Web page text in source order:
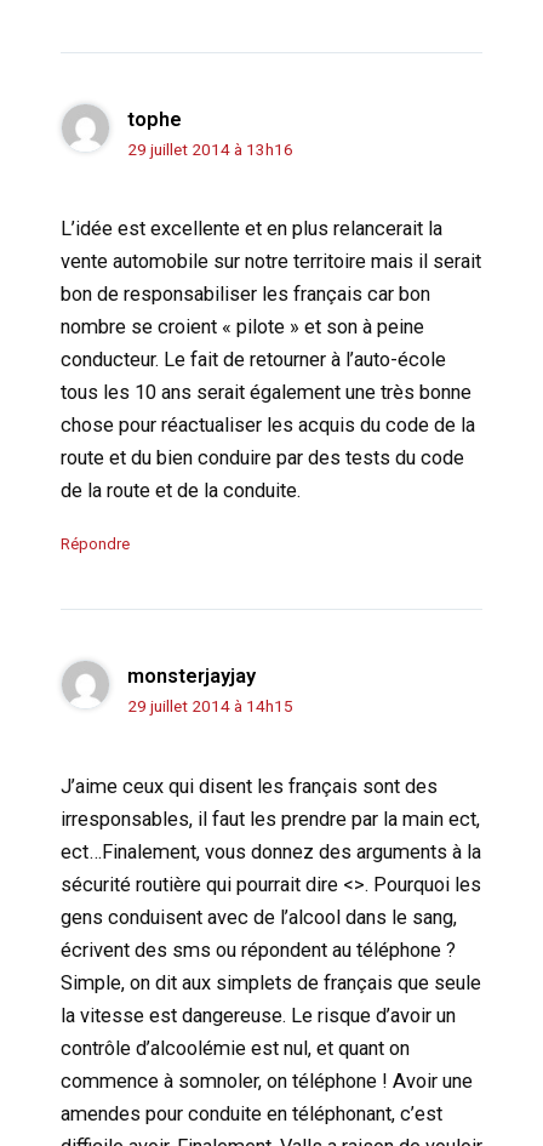
tophe
29 juillet 2014 à 13h16
L’idée est excellente et en plus relancerait la
vente automobile sur notre territoire mais il serait
bon de responsabiliser les français car bon
nombre se croient « pilote » et son à peine
conducteur. Le fait de retourner à l’auto-école
tous les 10 ans serait également une très bonne
chose pour réactualiser les acquis du code de la
route et du bien conduire par des tests du code
de la route et de la conduite.
Répondre
monsterjayjay
29 juillet 2014 à 14h15
J’aime ceux qui disent les français sont des
irresponsables, il faut les prendre par la main ect,
ect…Finalement, vous donnez des arguments à la
sécurité routière qui pourrait dire <>. Pourquoi les
gens conduisent avec de l’alcool dans le sang,
écrivent des sms ou répondent au téléphone ?
Simple, on dit aux simplets de français que seule
la vitesse est dangereuse. Le risque d’avoir un
contrôle d’alcoolémie est nul, et quant on
commence à somnoler, on téléphone ! Avoir une
amendes pour conduite en téléphonant, c’est